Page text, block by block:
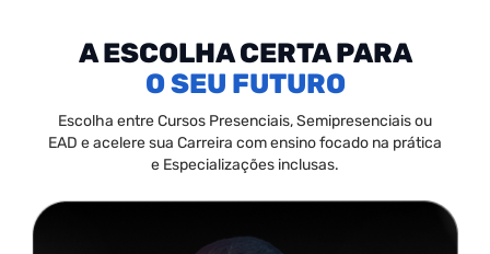
A ESCOLHA CERTA PARA
SEU FUTURO
Escolha entre Cursos Presenciais, Semipresenciais ou
EAD e acelere sua Carreira com ensino focado na prática
e Especializações inclusas.